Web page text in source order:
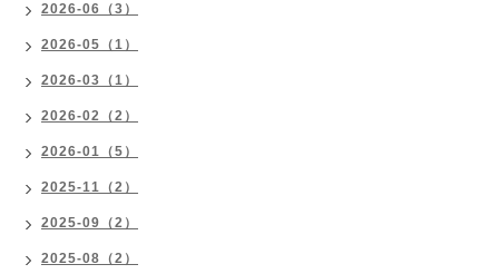
2026-06（3）
2026-05（1）
2026-03（1）
2026-02（2）
2026-01（5）
2025-11（2）
2025-09（2）
2025-08（2）